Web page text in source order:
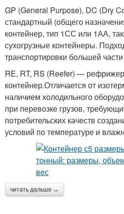
GP (General Purpose), DC (Dry
стандартный (общего
контейнер, тип 1СС или 1АА,
сухогрузные контейнеры.
транспортировки большей части
RE, RT, RS (Reefer) —
контейнер.Отличается от
наличием холодильного
при перевозке грузов,
потребительских качеств
условий по температуре и
читать дальше →